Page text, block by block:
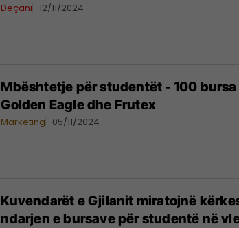
Deçani 12/11/2024
Mbështetje për studentët - 100
Golden Eagle dhe Frutex
Marketing 05/11/2024
Kuvendarët e Gjilanit miratojnë
ndarjen e bursave për studentë në